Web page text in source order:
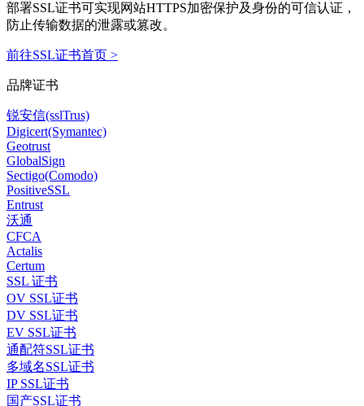
部署SSL证书可实现网站HTTPS加密保护及身份的可信认证，
防止传输数据的泄露或篡改。
前往SSL证书首页 >
品牌证书
锐安信(sslTrus)
Digicert(Symantec)
Geotrust
GlobalSign
Sectigo(Comodo)
PositiveSSL
Entrust
沃通
CFCA
Actalis
Certum
SSL 证书
OV SSL证书
DV SSL证书
EV SSL证书
通配符SSL证书
多域名SSL证书
IP SSL证书
国产SSL证书